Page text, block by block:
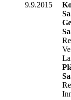
9.9.2015